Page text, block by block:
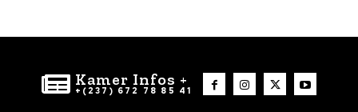
Kamer Infos +
+(237) 672 78 85 41